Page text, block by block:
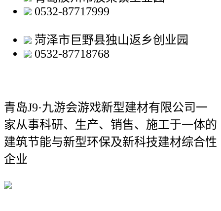
0532-87717999
菏泽市巨野县独山返乡创业园
0532-87718768
青岛J9·九游会游戏新型建材有限公司一
家从事科研、生产、销售、施工于一体的
建筑节能与新型环保及新科技建材综合性
企业